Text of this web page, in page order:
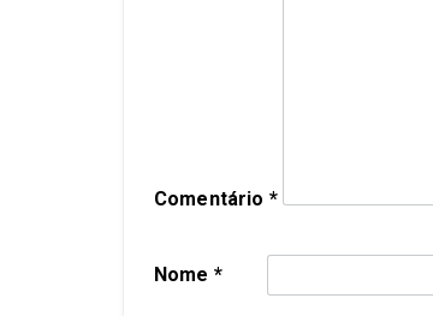
Comentário *
Nome *